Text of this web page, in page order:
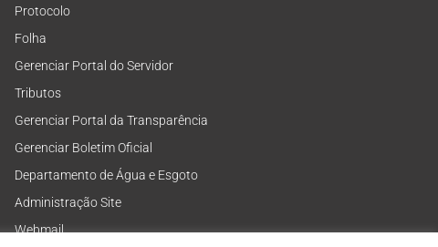
Protocolo
Folha
Gerenciar Portal do Servidor
Tributos
Gerenciar Portal da Transparência
Gerenciar Boletim Oficial
Departamento de Água e Esgoto
Administração Site
Webmail